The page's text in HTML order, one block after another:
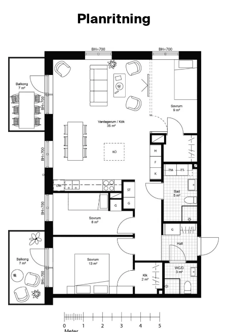
Planritning